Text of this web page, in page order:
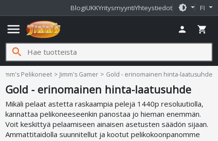
BlogiUKKYritysmyyntiYhteystiedot brightness_medium FI
menu person shopping_cart
search
Jimm's Pelikoneet Jimm's Gamer Gold - erinomainen hinta-laatusuhde
Gold - erinomainen hinta-laatusuhde
Mikäli pelaat astetta raskaampia pelejä 1440p resoluutiolla,
kannattaa pelikoneeseenkin panostaa jo hieman enemmän.
Voit keskittyä pelaamiseen ainaisen asetusten säädön sijaan.
Ammattitaidolla suunnitellut ja kootut pelikokoonpanomme